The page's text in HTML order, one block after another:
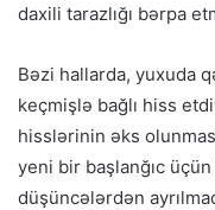
daxili tarazlığı bərpa
Bəzi hallarda, yuxuda
keçmişlə bağlı hiss
hisslərinin əks
yeni bir başlanğıc
düşüncələrdən